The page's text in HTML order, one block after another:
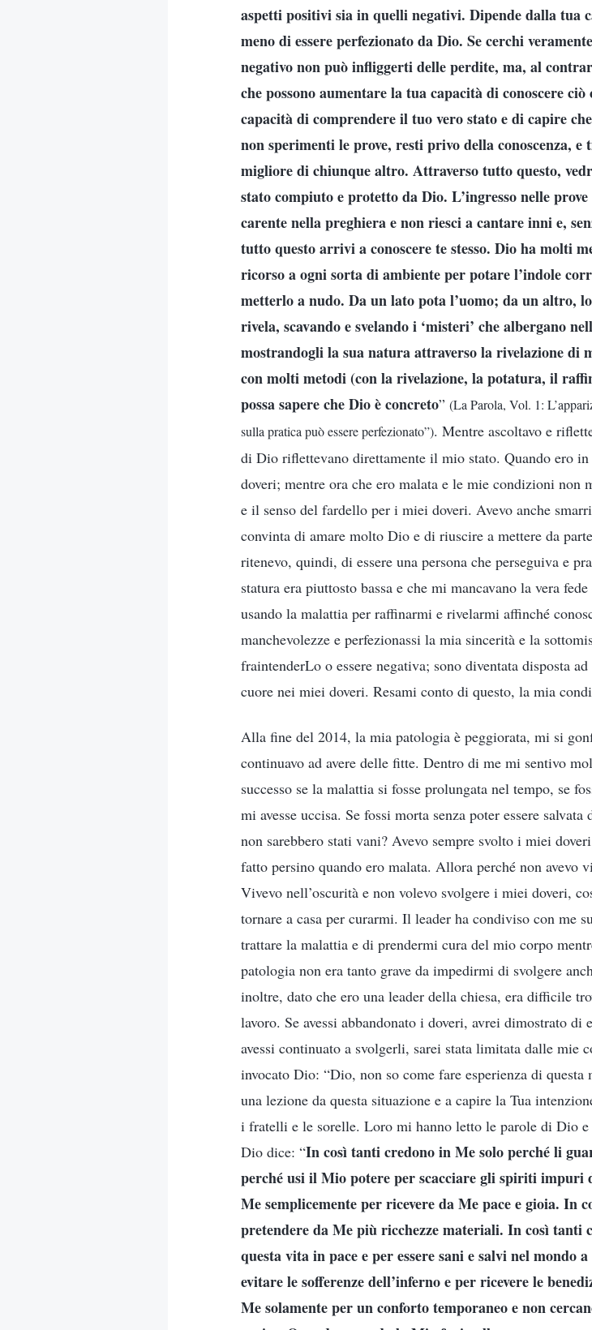
aspetti positivi sia in quelli negativi. Dipende dalla tua
meno di essere perfezionato da Dio. Se cerchi
negativo non può infliggerti delle perdite, ma, al
che possono aumentare la tua capacità di conoscere
capacità di comprendere il tuo vero stato e di capire
non sperimenti le prove, resti privo della conoscenza,
migliore di chiunque altro. Attraverso tutto questo,
stato compiuto e protetto da Dio. L’ingresso nelle
carente nella preghiera e non riesci a cantare inni e,
tutto questo arrivi a conoscere te stesso. Dio ha molti
ricorso a ogni sorta di ambiente per potare l’indole
metterlo a nudo. Da un lato pota l’uomo; da un altro,
rivela, scavando e svelando i ‘misteri’ che albergano
mostrandogli la sua natura attraverso la rivelazione di
con molti metodi (con la rivelazione, la potatura, il
possa sapere che Dio è concreto” (La Parola, Vol. 1:
sulla pratica può essere perfezionato”). Mentre ascoltavo e
di Dio riflettevano direttamente il mio stato. Quando ero
doveri; mentre ora che ero malata e le mie condizioni non
e il senso del fardello per i miei doveri. Avevo anche
convinta di amare molto Dio e di riuscire a mettere da
ritenevo, quindi, di essere una persona che perseguiva e
statura era piuttosto bassa e che mi mancavano la vera
usando la malattia per raffinarmi e rivelarmi affinché
manchevolezze e perfezionassi la mia sincerità e la
fraintenderLo o essere negativa; sono diventata disposta
cuore nei miei doveri. Resami conto di questo, la mia
Alla fine del 2014, la mia patologia è peggiorata, mi si
continuavo ad avere delle fitte. Dentro di me mi sentivo
successo se la malattia si fosse prolungata nel tempo, se
mi avesse uccisa. Se fossi morta senza poter essere
non sarebbero stati vani? Avevo sempre svolto i miei
fatto persino quando ero malata. Allora perché non avevo
Vivevo nell’oscurità e non volevo svolgere i miei doveri,
tornare a casa per curarmi. Il leader ha condiviso con me
trattare la malattia e di prendermi cura del mio corpo
patologia non era tanto grave da impedirmi di svolgere
inoltre, dato che ero una leader della chiesa, era difficile
lavoro. Se avessi abbandonato i doveri, avrei dimostrato di
avessi continuato a svolgerli, sarei stata limitata dalle mie
invocato Dio: “Dio, non so come fare esperienza di
una lezione da questa situazione e a capire la Tua
i fratelli e le sorelle. Loro mi hanno letto le parole di Dio e
Dio dice: “In così tanti credono in Me solo perché li
perché usi il Mio potere per scacciare gli spiriti
Me semplicemente per ricevere da Me pace e gioia. In
pretendere da Me più ricchezze materiali. In così tanti
questa vita in pace e per essere sani e salvi nel
evitare le sofferenze dell’inferno e per ricevere le
Me solamente per un conforto temporaneo e non